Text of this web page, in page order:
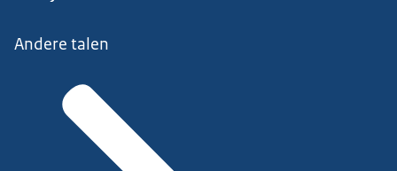
Andere talen